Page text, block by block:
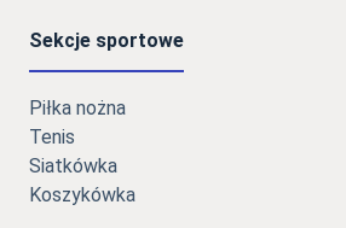
Sekcje sportowe
Piłka nożna
Tenis
Siatkówka
Koszykówka